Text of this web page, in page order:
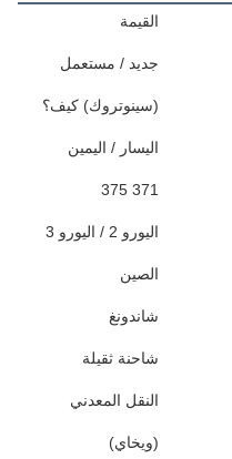
القيمة
جديد / مستعمل
(سينوتروك) كيف؟
اليسار / اليمين
371 375
اليورو 2 / اليورو 3
الصين
شاندونغ
شاحنة ثقيلة
النقل المعدني
(ويخاي)